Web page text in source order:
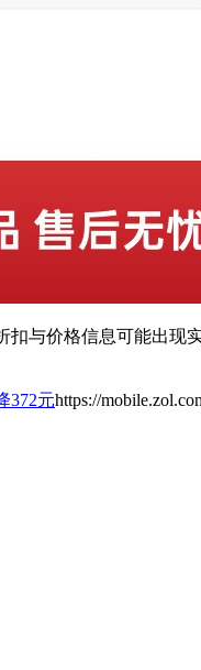
与价格信息可能出
372元https://